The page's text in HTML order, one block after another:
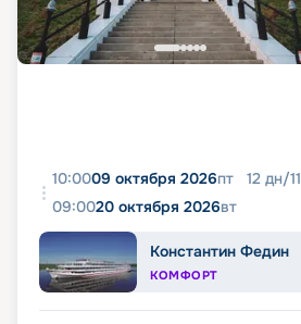
10:0009 октября 2026пт 12 дн/11
09:0020 октября 2026вт
Константин Федин
КОМФОРТ